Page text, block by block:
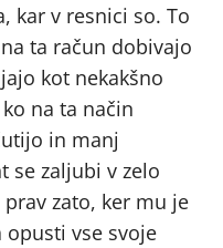
kar v resnici so. To
ta račun dobivajo
kot nekakšno
na ta način
in manj
se zaljubi v zelo
zato, ker mu je
opusti vse svoje